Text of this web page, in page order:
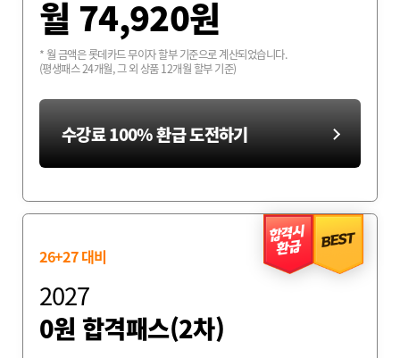
월 74,920원
* 월 금액은 롯데카드 무이자 할부 기준으로 계산되었습니다.
(평생패스 24개월, 그 외 상품 12개월 할부 기준)
수강료 100% 환급 도전하기
합격시
환급 BEST
26+27 대비
2027
0원 합격패스(2차)